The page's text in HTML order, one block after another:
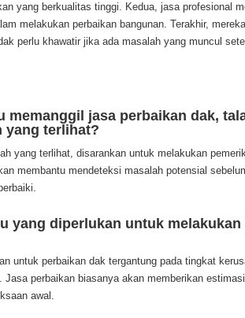
yang berkualitas tinggi. Kedua, jasa profesional
melakukan perbaikan bangunan. Terakhir,
perlu khawatir jika ada masalah yang muncul
memanggil jasa perbaikan dak,
yang terlihat?
yang terlihat, disarankan untuk melakukan
membantu mendeteksi masalah potensial
yang diperlukan untuk
untuk perbaikan dak tergantung pada tingkat
Jasa perbaikan biasanya akan memberikan
awal.